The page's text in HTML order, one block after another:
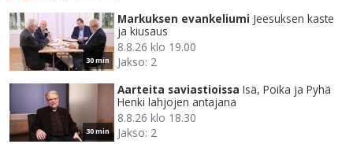
30 min
Markuksen evankeliumi Jeesuksen kaste
ja kiusaus
8.8.26 klo 19.00
Jakso: 2
30 min
Aarteita saviastioissa Isä, Poika ja Pyhä
Henki lahjojen antajana
8.8.26 klo 18.30
Jakso: 2